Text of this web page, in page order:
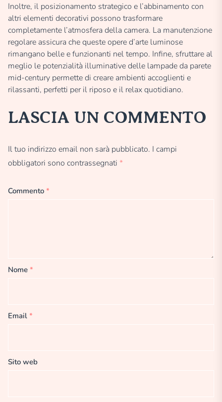
Inoltre, il posizionamento strategico e l’abbinamento con
altri elementi decorativi possono trasformare
completamente l’atmosfera della camera. La manutenzione
regolare assicura che queste opere d’arte luminose
rimangano belle e funzionanti nel tempo. Infine, sfruttare al
meglio le potenzialità illuminative delle lampade da parete
mid-century permette di creare ambienti accoglienti e
rilassanti, perfetti per il riposo e il relax quotidiano.
LASCIA UN COMMENTO
Il tuo indirizzo email non sarà pubblicato. I campi
obbligatori sono contrassegnati *
Commento *
Nome *
Email *
Sito web